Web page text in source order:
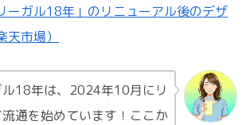
ーガル18年」のリニューアル後のデザ
市場）
ル18年は、2024年10月にリ
通を始めています！ここか